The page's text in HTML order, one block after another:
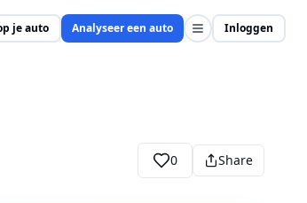
je auto Analyseer een auto Inloggen
0 Share